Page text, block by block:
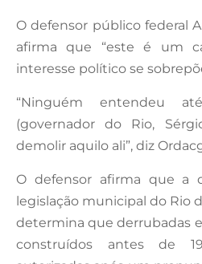
O defensor público federal
afirma que “este é um
interesse político se
“Ninguém entendeu
(governador do Rio,
demolir aquilo ali”, diz
O defensor afirma que a
legislação municipal do Rio
determina que derrubadas
construídos antes de